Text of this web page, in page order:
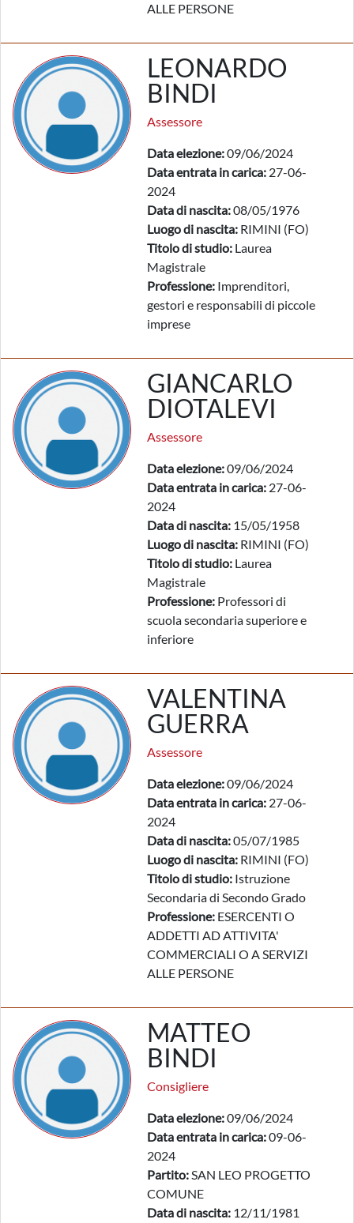
ALLE PERSONE
LEONARDO
BINDI
Assessore
Data elezione:09/06/2024
Data entrata in carica: 27-06-
2024
Data di nascita:08/05/1976
Luogo di nascita: RIMINI (FO)
Titolo di studio: Laurea
Magistrale
Professione: Imprenditori,
gestori e responsabili di piccole
imprese
GIANCARLO
DIOTALEVI
Assessore
Data elezione:09/06/2024
Data entrata in carica: 27-06-
2024
Data di nascita: 15/05/1958
Luogo di nascita: RIMINI (FO)
Titolo di studio: Laurea
Magistrale
Professione: Professori di
scuola secondaria superiore e
inferiore
VALENTINA
GUERRA
Assessore
Data elezione:09/06/2024
Data entrata in carica: 27-06-
2024
Data di nascita:05/07/1985
Luogo di nascita: RIMINI (FO)
Titolo di studio: Istruzione
Secondaria di Secondo Grado
Professione: ESERCENTI O
ADDETTI AD ATTIVITA'
COMMERCIALI O A SERVIZI
ALLE PERSONE
MATTEO
BINDI
Consigliere
Data elezione:09/06/2024
Data entrata in carica:09-06-
2024
Partito:SAN LEO PROGETTO
COMUNE
Data di nascita: 12/11/1981